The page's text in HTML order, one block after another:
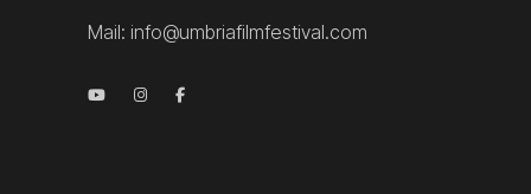
Mail: info@umbriafilmfestival.com